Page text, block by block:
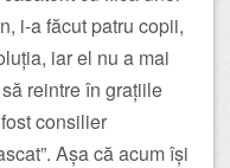
i-a făcut patru copii,
iar el nu a mai
reintre în grațiile
consilier
Așa că acum își